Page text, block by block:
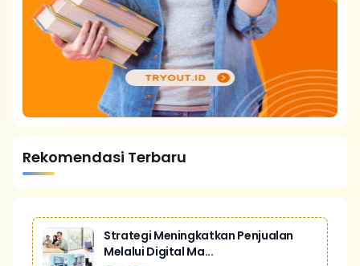
Rekomendasi Terbaru
Strategi Meningkatkan Penjualan
Melalui Digital Ma...